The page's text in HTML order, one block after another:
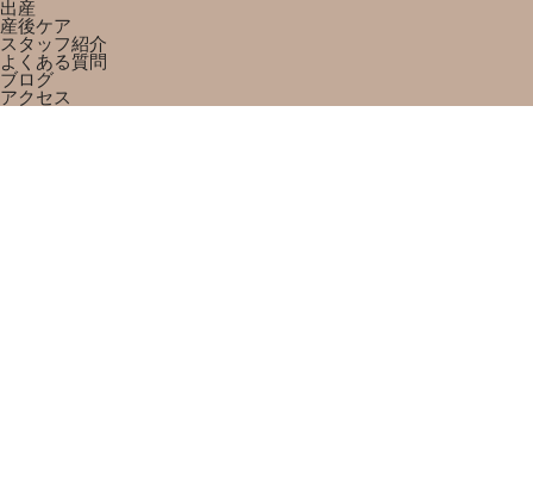
出産
産後ケア
スタッフ紹介
よくある質問
ブログ
アクセス